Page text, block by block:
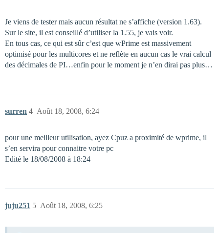
Je viens de tester mais aucun résultat ne s’affiche (version 1.63).
Sur le site, il est conseillé d’utiliser la 1.55, je vais voir.
En tous cas, ce qui est sûr c’est que wPrime est massivement
optimisé pour les multicores et ne reflète en aucun cas le vrai calcul
des décimales de PI…enfin pour le moment je n’en dirai pas plus…
surren Août 18, 2008, 6:24
4
pour une meilleur utilisation, ayez Cpuz a proximité de wprime, il
s’en servira pour connaitre votre pc
Edité le 18/08/2008 à 18:24
juju251 Août 18, 2008, 6:25
5